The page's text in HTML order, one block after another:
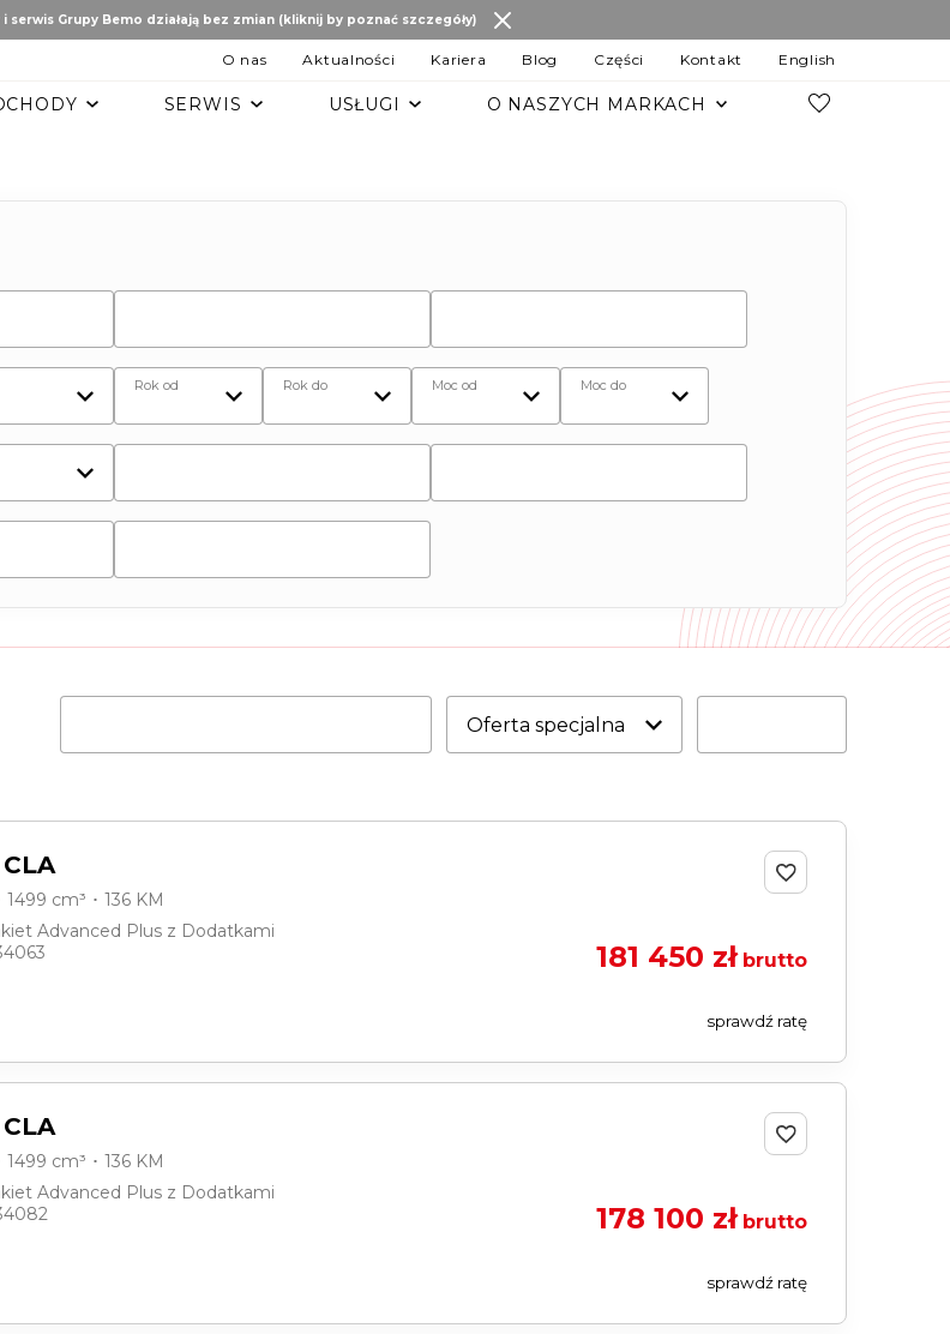
serwis Grupy Bemo działają bez zmian (kliknij by poznać szczegóły)
O nas Aktualności Kariera Blog Części Kontakt English
SERWIS USŁUGI O NASZYCH MARKACH
JAECOO
OMODA
Oferta specjalna
cm³ ･ 136 KM
Advanced Plus z Dodatkami
181 450 złbrutto
sprawdź ratę
cm³ ･ 136 KM
Advanced Plus z Dodatkami
178 100 złbrutto
sprawdź ratę